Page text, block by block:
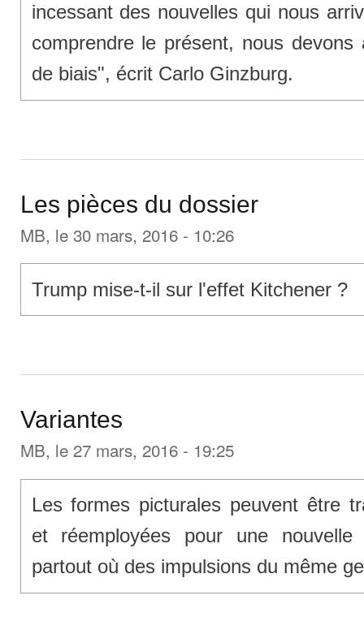
incessant des nouvelles qui nous
comprendre le présent, nous
de biais", écrit Carlo Ginzburg.
Les pièces du dossier
MB, le 30 mars, 2016 - 10:26
Trump mise-t-il sur l'effet Kitchener ?
Variantes
MB, le 27 mars, 2016 - 19:25
Les formes picturales peuvent être
et réemployées pour une
partout où des impulsions du même